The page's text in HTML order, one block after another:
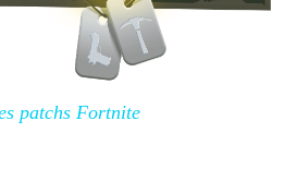
patchs Fortnite